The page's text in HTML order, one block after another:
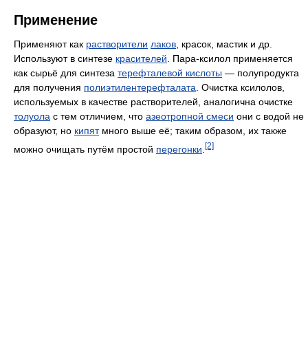
Применение
Применяют как растворители лаков , красок, мастик и др.
Используют в синтезе красителей . Пара-ксилол применяется
как сырьё для синтеза терефталевой кислоты — полупродукта
для получения полиэтилентерефталата . Очистка ксилолов,
используемых в качестве растворителей, аналогична очистке
толуола с тем отличием, что азеотропной смеси они с водой не
образуют, но кипятмного выше её; таким образом, их также
можно очищать путём простой перегонки [2]